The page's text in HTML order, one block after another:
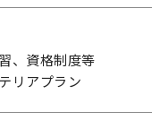
、資格制度等
リアプラン